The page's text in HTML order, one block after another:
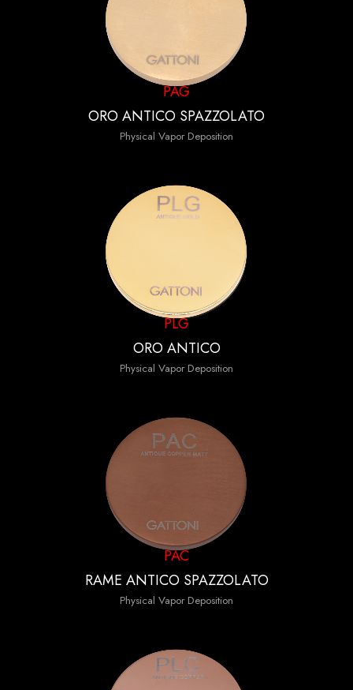
PAG
ORO ANTICO SPAZZOLATO
Physical Vapor Deposition
PLG
ORO ANTICO
Physical Vapor Deposition
PAC
RAME ANTICO SPAZZOLATO
Physical Vapor Deposition